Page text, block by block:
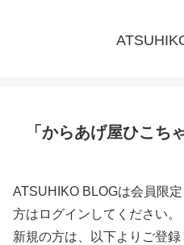
「からあげ屋ひこ
ATSUHIKO BLOGは会員限
方はログインしてください。
新規の方は、以下よりご登録